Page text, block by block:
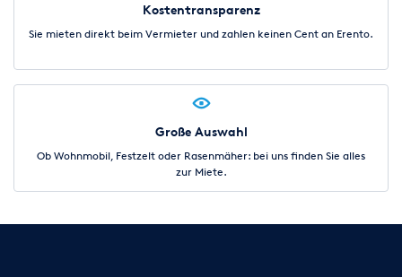
Kostentransparenz
Sie mieten direkt beim Vermieter und zahlen keinen Cent an Erento.
Große Auswahl
Ob Wohnmobil, Festzelt oder Rasenmäher: bei uns finden Sie alles
zur Miete.